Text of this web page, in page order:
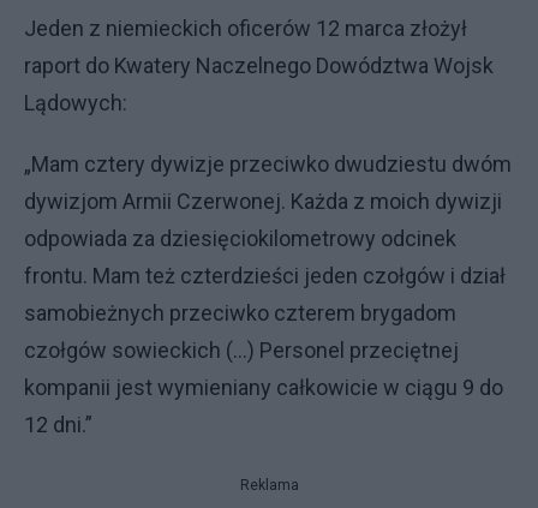
Jeden z niemieckich oficerów 12 marca złożył
raport do Kwatery Naczelnego Dowództwa Wojsk
Lądowych:
„Mam cztery dywizje przeciwko dwudziestu dwóm
dywizjom Armii Czerwonej. Każda z moich dywizji
odpowiada za dziesięciokilometrowy odcinek
frontu. Mam też czterdzieści jeden czołgów i dział
samobieżnych przeciwko czterem brygadom
czołgów sowieckich (…) Personel przeciętnej
kompanii jest wymieniany całkowicie w ciągu 9 do
12 dni.”
Reklama